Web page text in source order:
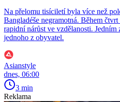
Na přelomu tisíciletí byla více než
Bangladéše negramotná. Během čtvrt
rapidní nárůst ve vzdělanosti.
jednoho z obyvatel.
Asianstyle
dnes, 06:00
3 min
Reklama